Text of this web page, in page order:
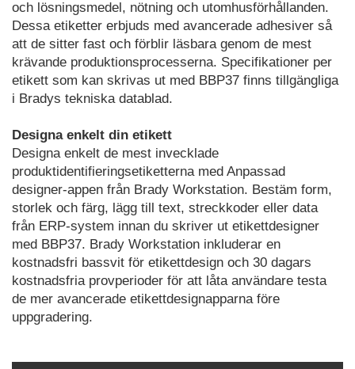
och lösningsmedel, nötning och utomhusförhållanden.
Dessa etiketter erbjuds med avancerade adhesiver så
att de sitter fast och förblir läsbara genom de mest
krävande produktionsprocesserna. Specifikationer per
etikett som kan skrivas ut med BBP37 finns tillgängliga
i Bradys tekniska datablad.
Designa enkelt din etikett
Designa enkelt de mest invecklade
produktidentifieringsetiketterna med Anpassad
designer-appen från Brady Workstation. Bestäm form,
storlek och färg, lägg till text, streckkoder eller data
från ERP-system innan du skriver ut etikettdesigner
med BBP37. Brady Workstation inkluderar en
kostnadsfri bassvit för etikettdesign och 30 dagars
kostnadsfria provperioder för att låta användare testa
de mer avancerade etikettdesignapparna före
uppgradering.